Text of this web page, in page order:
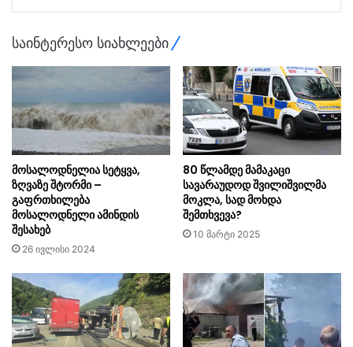
საინტერესო სიახლეები
მოსალოდნელია სეტყვა,
ზღვაზე შტორმი –
გაფრთხილება
მოსალოდნელი ამინდის
შესახებ
26 ივლისი 2024
80 წლამდე მამაკაცი
სავარაუდოდ შვილიშვილმა
მოკლა, სად მოხდა
შემთხვევა?
10 მარტი 2025